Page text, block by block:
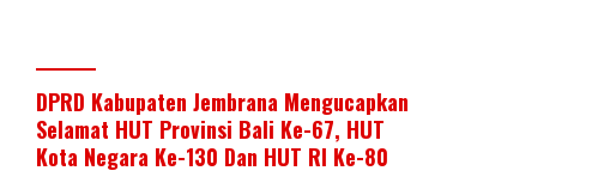
DPRD Kabupaten Jembrana Mengucapkan
Selamat HUT Provinsi Bali Ke-67, HUT
Kota Negara Ke-130 Dan HUT RI Ke-80